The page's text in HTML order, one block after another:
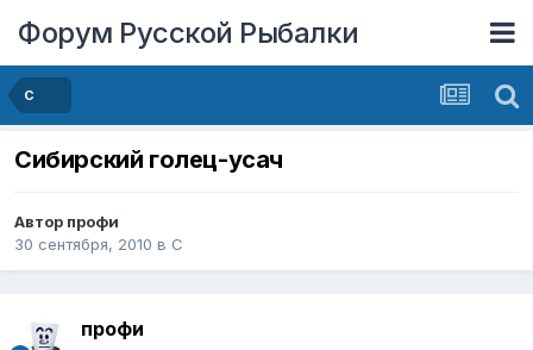
Форум Русской Рыбалки
С
Сибирский голец-усач
Автор профи
30 сентября, 2010 в С
профи